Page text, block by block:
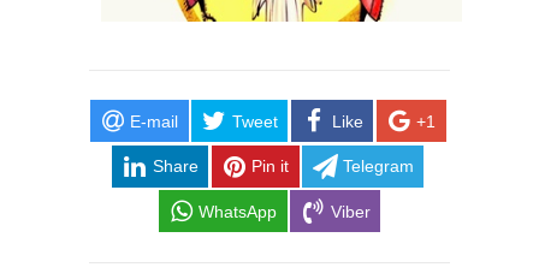
E-mail Tweet Like +1
Share Pin it Telegram
WhatsApp Viber